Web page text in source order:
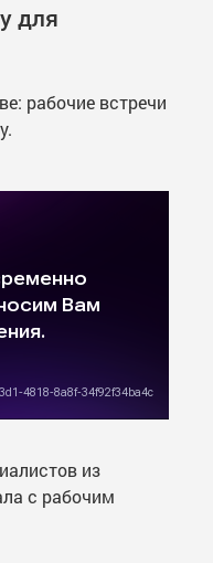
для
рабочие встречи
из
с рабочим